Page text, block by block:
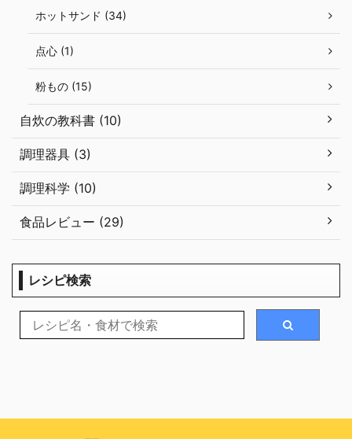
ホットサンド (34)
点心 (1)
粉もの (15)
自炊の教科書 (10)
調理器具 (3)
調理科学 (10)
食品レビュー (29)
レシピ検索